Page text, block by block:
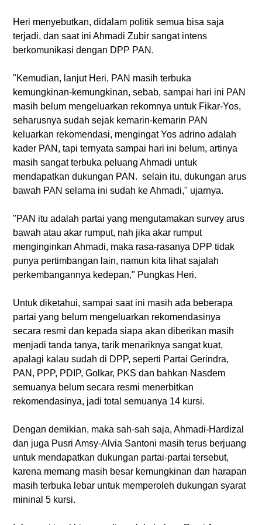
Heri menyebutkan, didalam politik semua bisa saja
terjadi, dan saat ini Ahmadi Zubir sangat intens
berkomunikasi dengan DPP PAN.
"Kemudian, lanjut Heri, PAN masih terbuka
kemungkinan-kemungkinan, sebab, sampai hari ini PAN
masih belum mengeluarkan rekomnya untuk Fikar-Yos,
seharusnya sudah sejak kemarin-kemarin PAN
keluarkan rekomendasi, mengingat Yos adrino adalah
kader PAN, tapi ternyata sampai hari ini belum, artinya
masih sangat terbuka peluang Ahmadi untuk
mendapatkan dukungan PAN. selain itu, dukungan arus
bawah PAN selama ini sudah ke Ahmadi," ujarnya.
"PAN itu adalah partai yang mengutamakan survey arus
bawah atau akar rumput, nah jika akar rumput
menginginkan Ahmadi, maka rasa-rasanya DPP tidak
punya pertimbangan lain, namun kita lihat sajalah
perkembangannya kedepan," Pungkas Heri.
Untuk diketahui, sampai saat ini masih ada beberapa
partai yang belum mengeluarkan rekomendasinya
secara resmi dan kepada siapa akan diberikan masih
menjadi tanda tanya, tarik menariknya sangat kuat,
apalagi kalau sudah di DPP, seperti Partai Gerindra,
PAN, PPP, PDIP, Golkar, PKS dan bahkan Nasdem
semuanya belum secara resmi menerbitkan
rekomendasinya, jadi total semuanya 14 kursi.
Dengan demikian, maka sah-sah saja, Ahmadi-Hardizal
dan juga Pusri Amsy-Alvia Santoni masih terus berjuang
untuk mendapatkan dukungan partai-partai tersebut,
karena memang masih besar kemungkinan dan harapan
masih terbuka lebar untuk memperoleh dukungan syarat
mininal 5 kursi.